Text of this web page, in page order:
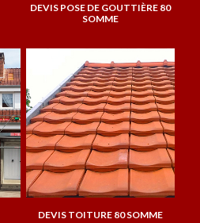
DEVIS POSE DE GOUTTIÈRE 80
SOMME
DEVIS TOITURE 80 SOMME